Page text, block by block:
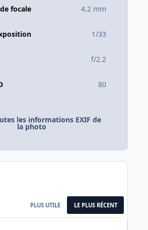
focale 4.2 mm
1/33
f/2.2
80
les informations EXIF de
la photo
PLUS UTILE LE PLUS RÉCENT